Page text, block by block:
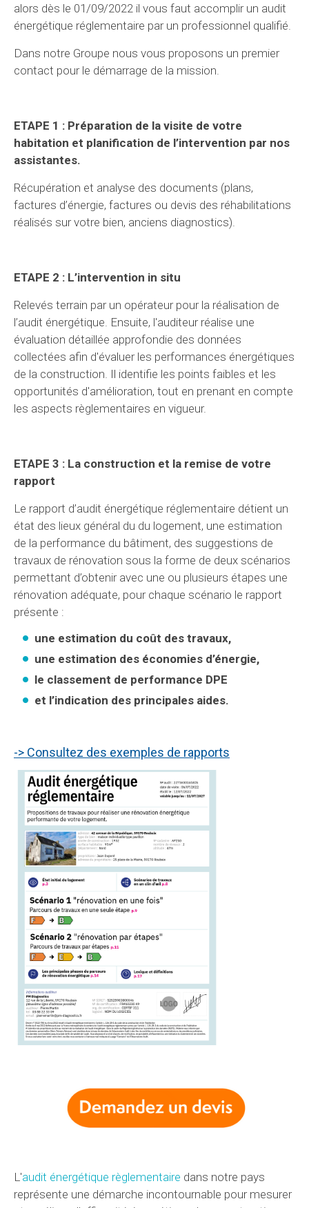
alors dès le 01/09/2022 il vous faut accomplir un audit
énergétique réglementaire par un professionnel qualifié.
Dans notre Groupe nous vous proposons un premier
contact pour le démarrage de la mission.
ETAPE 1 : Préparation de la visite de votre
habitation et planification de l’intervention par nos
assistantes.
Récupération et analyse des documents (plans,
factures d’énergie, factures ou devis des réhabilitations
réalisés sur votre bien, anciens diagnostics).
ETAPE 2 : L’intervention in situ
Relevés terrain par un opérateur pour la réalisation de
l’audit énergétique. Ensuite, l'auditeur réalise une
évaluation détaillée approfondie des données
collectées afin d'évaluer les performances énergétiques
de la construction. Il identifie les points faibles et les
opportunités d'amélioration, tout en prenant en compte
les aspects règlementaires en vigueur.
ETAPE 3 : La construction et la remise de votre
rapport
Le rapport d’audit énergétique réglementaire détient un
état des lieux général du du logement, une estimation
de la performance du bâtiment, des suggestions de
travaux de rénovation sous la forme de deux scénarios
permettant d’obtenir avec une ou plusieurs étapes une
rénovation adéquate, pour chaque scénario le rapport
présente :
une estimation du coût des travaux,
une estimation des économies d’énergie,
le classement de performance DPE
et l’indication des principales aides.
-> Consultez des exemples de rapports
L'audit énergétique règlementaire dans notre pays
représente une démarche incontournable pour mesurer